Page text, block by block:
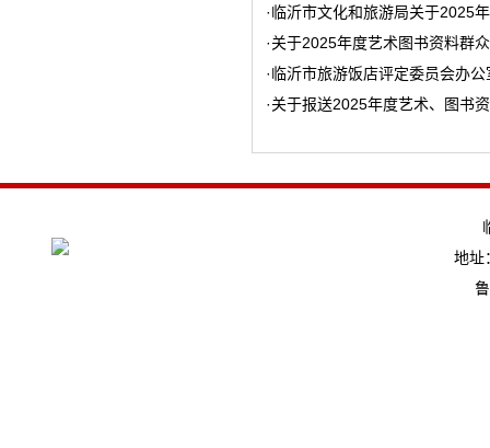
·临沂市文化和旅游局关于2025
知
·关于2025年度艺术图书资料群
·临沂市旅游饭店评定委员会办
·关于报送2025年度艺术、图书
地址